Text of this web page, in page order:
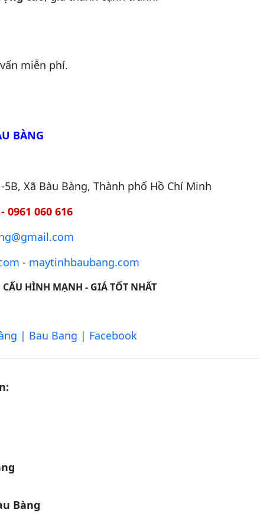
miễn phí.
BÀNG
Xã Bàu Bàng, Thành phố Hồ Chí Minh
0961 060 616
- maytinhbaubang.com
HÌNH MẠNH - GIÁ TỐT NHẤT
| Bau Bang | Facebook
Bàng